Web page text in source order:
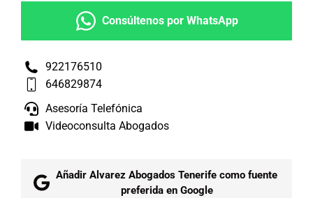
Consúltenos por WhatsApp
922176510
646829874
Asesoría Telefónica
Videoconsulta Abogados
Añadir Alvarez Abogados Tenerife como fuente
preferida en Google